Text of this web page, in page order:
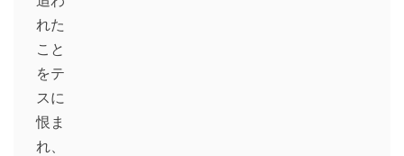
れた
こと
をテ
スに
恨ま
れ、